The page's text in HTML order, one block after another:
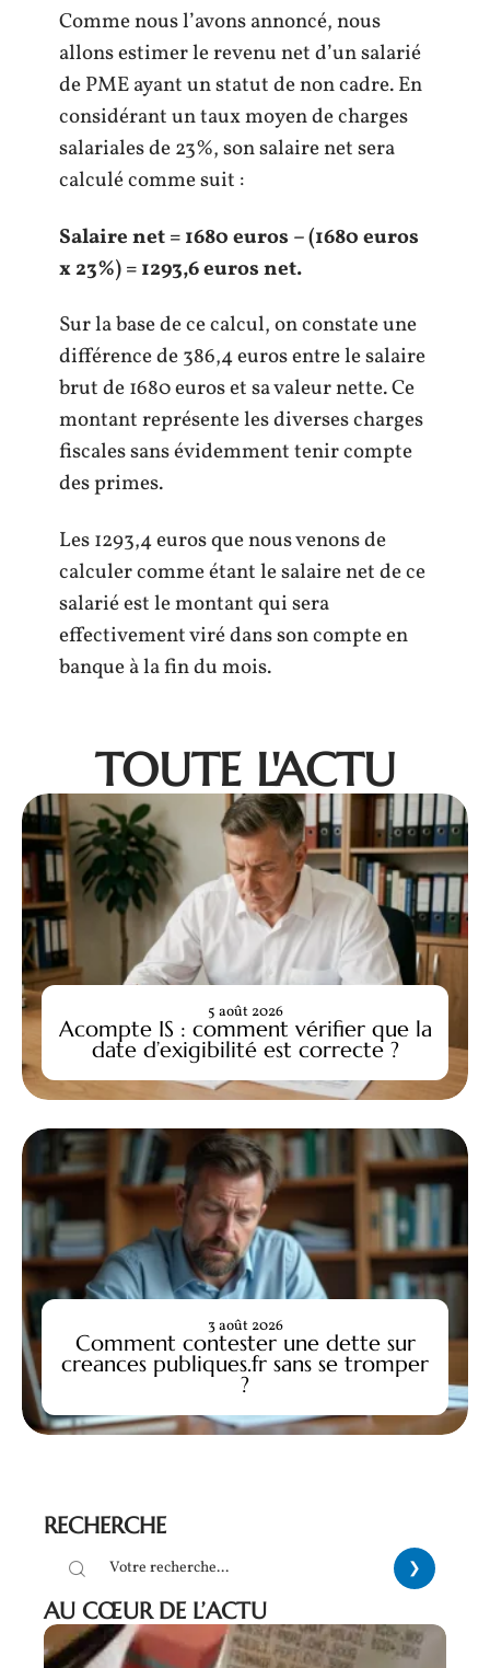
Comme nous l’avons annoncé, nous
allons estimer le revenu net d’un salarié
de PME ayant un statut de non cadre. En
considérant un taux moyen de charges
salariales de 23%, son salaire net sera
calculé comme suit :
Salaire net = 1680 euros – (1680 euros
x 23%) = 1293,6 euros net.
Sur la base de ce calcul, on constate une
différence de 386,4 euros entre le salaire
brut de 1680 euros et sa valeur nette. Ce
montant représente les diverses charges
fiscales sans évidemment tenir compte
des primes.
Les 1293,4 euros que nous venons de
calculer comme étant le salaire net de ce
salarié est le montant qui sera
effectivement viré dans son compte en
banque à la fin du mois.
TOUTE L'ACTU
Acompte IS : comment vérifier que la
date d’exigibilité est correcte ?
5 août 2026
Comment contester une dette sur
creances publiques.fr sans se tromper
?
3 août 2026
RECHERCHE
AU CŒUR DE L’ACTU